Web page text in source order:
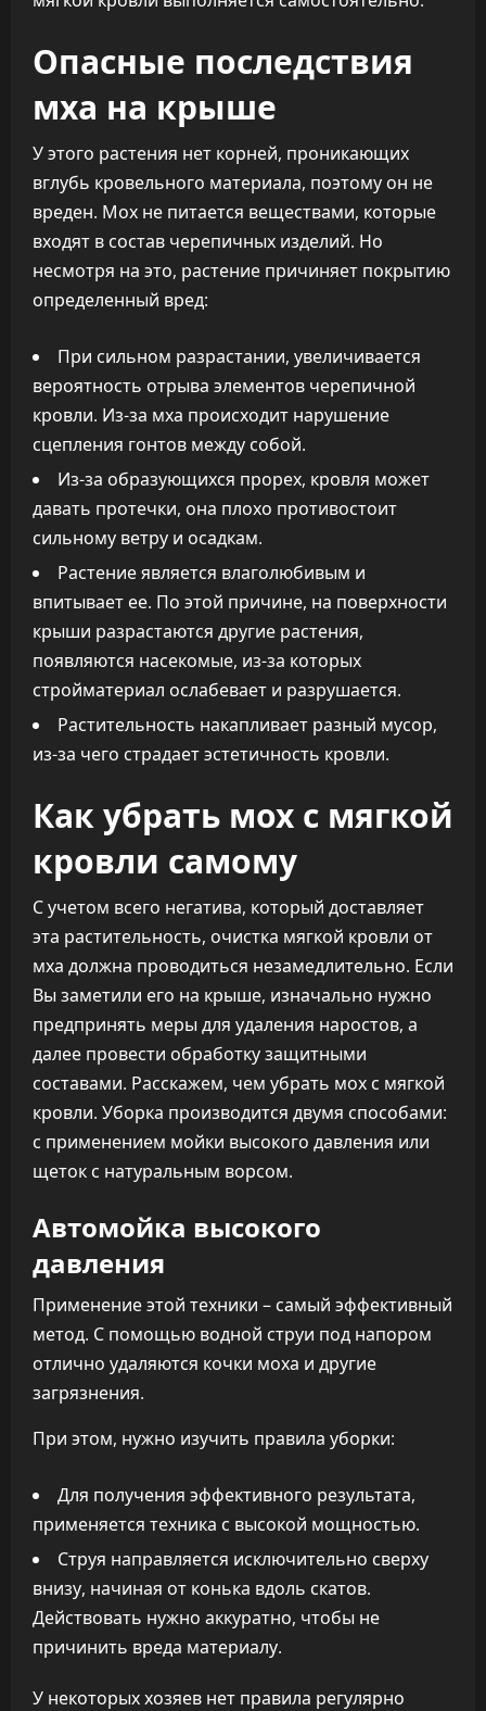
Опасные последствия
мха на крыше
У этого растения нет корней, проникающих
вглубь кровельного материала, поэтому он не
вреден. Мох не питается веществами, которые
входят в состав черепичных изделий. Но
несмотря на это, растение причиняет покрытию
определенный вред:
При сильном разрастании, увеличивается
вероятность отрыва элементов черепичной
кровли. Из-за мха происходит нарушение
сцепления гонтов между собой.
Из-за образующихся прорех, кровля может
давать протечки, она плохо противостоит
сильному ветру и осадкам.
Растение является влаголюбивым и
впитывает ее. По этой причине, на поверхности
крыши разрастаются другие растения,
появляются насекомые, из-за которых
стройматериал ослабевает и разрушается.
Растительность накапливает разный мусор,
из-за чего страдает эстетичность кровли.
Как убрать мох с мягкой
кровли самому
С учетом всего негатива, который доставляет
эта растительность, очистка мягкой кровли от
мха должна проводиться незамедлительно. Если
Вы заметили его на крыше, изначально нужно
предпринять меры для удаления наростов, а
далее провести обработку защитными
составами. Расскажем, чем убрать мох с мягкой
кровли. Уборка производится двумя способами:
с применением мойки высокого давления или
щеток с натуральным ворсом.
Автомойка высокого
давления
Применение этой техники – самый эффективный
метод. С помощью водной струи под напором
отлично удаляются кочки моха и другие
загрязнения.
При этом, нужно изучить правила уборки:
Для получения эффективного результата,
применяется техника с высокой мощностью.
Струя направляется исключительно сверху
внизу, начиная от конька вдоль скатов.
Действовать нужно аккуратно, чтобы не
причинить вреда материалу.
У некоторых хозяев нет правила регулярно